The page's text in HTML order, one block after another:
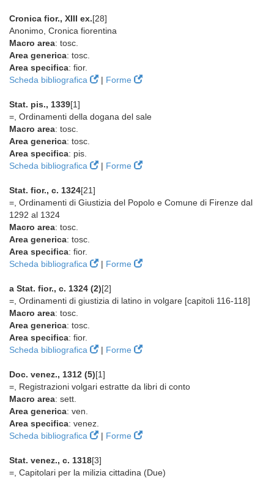
Cronica fior., XIII ex.[28]
Anonimo, Cronica fiorentina
Macro area: tosc.
Area generica: tosc.
Area specifica: fior.
Scheda bibliografica
| Forme
Stat. pis., 1339[1]
=, Ordinamenti della dogana del sale
Macro area: tosc.
Area generica: tosc.
Area specifica: pis.
Scheda bibliografica
| Forme
Stat. fior., c. 1324[21]
=, Ordinamenti di Giustizia del Popolo e Comune di Firenze dal
1292 al 1324
Macro area: tosc.
Area generica: tosc.
Area specifica: fior.
Scheda bibliografica
| Forme
a Stat. fior., c. 1324 (2)[2]
=, Ordinamenti di giustizia di latino in volgare [capitoli 116-118]
Macro area: tosc.
Area generica: tosc.
Area specifica: fior.
Scheda bibliografica
| Forme
Doc. venez., 1312 (5)[1]
=, Registrazioni volgari estratte da libri di conto
Macro area: sett.
Area generica: ven.
Area specifica: venez.
Scheda bibliografica
| Forme
Stat. venez., c. 1318[3]
=, Capitolari per la milizia cittadina (Due)